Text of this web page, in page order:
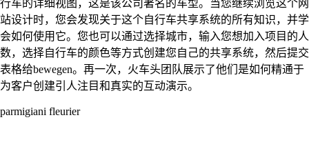
行车的详细视图，这是该公司著名的车型。当您继续浏览这个网
站设计时，您会发现关于这个自行车共享系统的所有知识，并学
会如何使用它。您也可以通过选择城市，输入您想加入项目的人
数，选择自行车的颜色等方式创建您自己的共享系统，然后提交
表格给bewegen。再一次，火车头团队展示了他们是如何精通于
为客户创建引人注目和真实的互动演示。
parmigiani fleurier